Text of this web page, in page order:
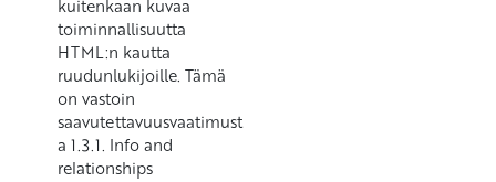
kuitenkaan kuvaa
toiminnallisuutta
HTML:n kautta
ruudunlukijoille. Tämä
on vastoin
saavutettavuusvaatimust
a 1.3.1. Info and
relationships